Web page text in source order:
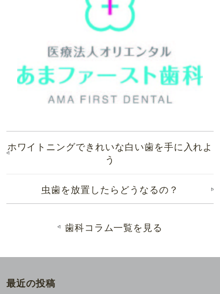
ホワイトニングできれいな白い歯を手に入れよ
う
虫歯を放置したらどうなるの？
歯科コラム一覧を見る
最近の投稿